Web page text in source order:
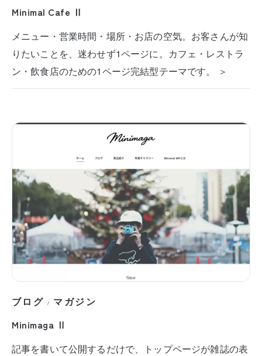
Minimal Cafe Ⅱ
メニュー・営業時間・場所・お店の空気。お客さんが知
りたいことを、迷わせず1ページに。カフェ・レストラ
ン・飲食店のための1ページ完結型テーマです。 ＞
ブログ / マガジン
Minimaga Ⅱ
記事を書いて公開するだけで、トップページが雑誌の表